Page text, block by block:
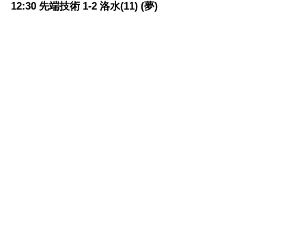
12:30 先端技術 1-2 洛水(11) (夢)